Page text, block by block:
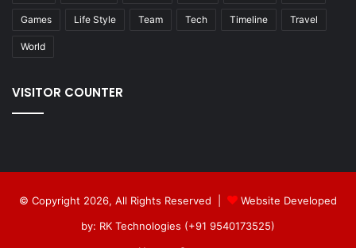
Games Life Style Team Tech Timeline Travel
World
VISITOR COUNTER
© Copyright 2026, All Rights Reserved |
Website Developed
by: RK Technologies (+91 9540173525)